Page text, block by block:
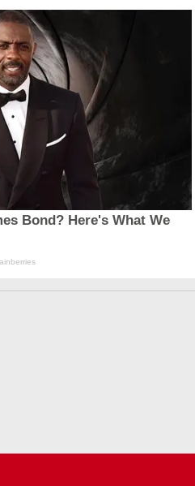
Bond? Here's What We